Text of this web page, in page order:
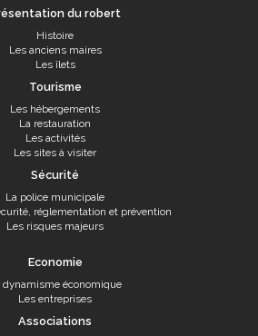
du robert
Histoire
Les anciens maires
Les îlets
Tourisme
Les hébergements
La restauration
Les activités
Les sites à visiter
Sécurité
La police municipale
réglementation et prévention
Les risques majeurs
Economie
dynamisme économique
Les entreprises
Associations